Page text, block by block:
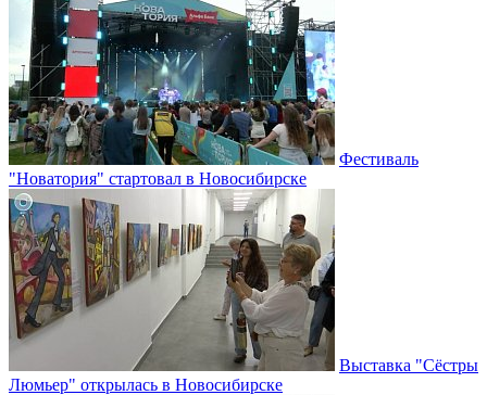
Фестиваль
"Новатория" стартовал в Новосибирске
Выставка "Сёстры
Люмьер" открылась в Новосибирске